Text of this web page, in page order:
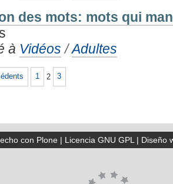
des mots: mots qui
à Vidéos /Adultes
1 2 3
con Plone| Licencia GNU GPL| Diseño